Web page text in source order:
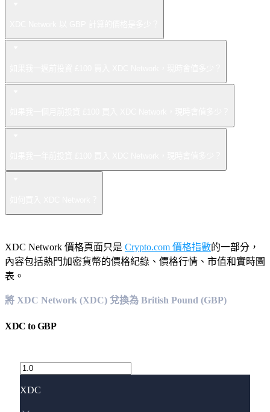
XDC Network 價格頁面只是 Crypto.com 價格指數的一部分，
內容包括熱門加密貨幣的價格紀錄、價格行情、市值和實時圖
表。
將 XDC Network (XDC) 兌換為 British Pound (GBP)
XDC toGBP
XDC